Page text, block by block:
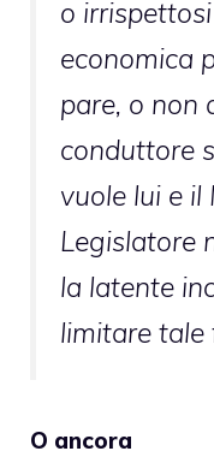
o
economica
pare, o non
conduttore
vuole lui e il
Legislatore
la latente
limitare tale
O ancora